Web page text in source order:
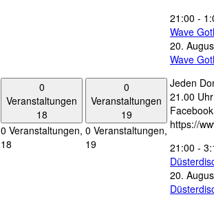
0
Veranstaltungen
18
0 Veranstaltungen,
18
0
Veranstaltungen
19
0 Veranstaltungen,
19
21:00 -
Wave
20.
Wave
Jeden
21.00
https://
21:00 -
20.